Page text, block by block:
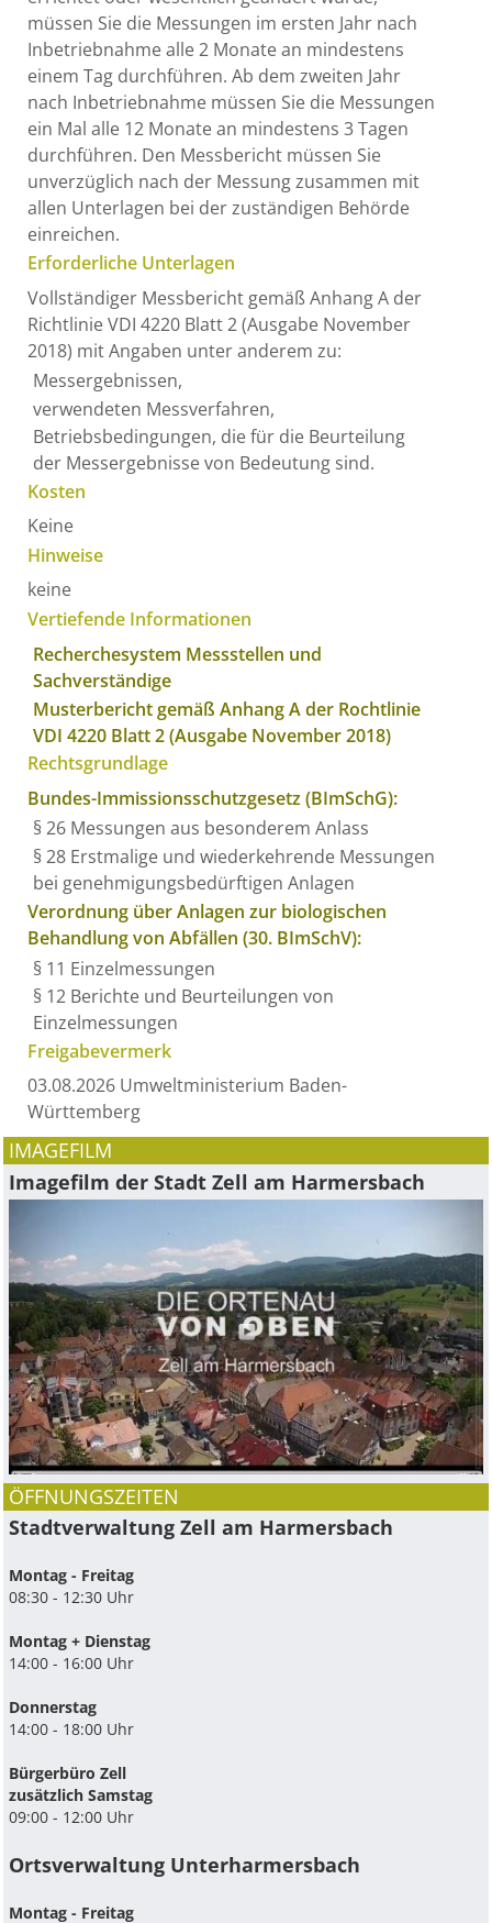
müssen Sie die Messungen im ersten Jahr nach
Inbetriebnahme alle 2 Monate an mindestens
einem Tag durchführen. Ab dem zweiten Jahr
nach Inbetriebnahme müssen Sie die Messungen
ein Mal alle 12 Monate an mindestens 3 Tagen
durchführen. Den Messbericht müssen Sie
unverzüglich nach der Messung zusammen mit
allen Unterlagen bei der zuständigen Behörde
einreichen.
Erforderliche Unterlagen
Vollständiger Messbericht gemäß Anhang A der
Richtlinie VDI 4220 Blatt 2 (Ausgabe November
2018) mit Angaben unter anderem zu:
Messergebnissen,
verwendeten Messverfahren,
Betriebsbedingungen, die für die Beurteilung
der Messergebnisse von Bedeutung sind.
Kosten
Keine
Hinweise
keine
Vertiefende Informationen
Recherchesystem Messstellen und
Sachverständige
Musterbericht gemäß Anhang A der Rochtlinie
VDI 4220 Blatt 2 (Ausgabe November 2018)
Rechtsgrundlage
Bundes-Immissionsschutzgesetz (BImSchG):
§ 26 Messungen aus besonderem Anlass
§ 28 Erstmalige und wiederkehrende Messungen
bei genehmigungsbedürftigen Anlagen
Verordnung über Anlagen zur biologischen
Behandlung von Abfällen (30. BImSchV):
§ 11 Einzelmessungen
§ 12 Berichte und Beurteilungen von
Einzelmessungen
Freigabevermerk
03.08.2026 Umweltministerium Baden-
Württemberg
IMAGEFILM
Imagefilm der Stadt Zell am Harmersbach
ÖFFNUNGSZEITEN
Stadtverwaltung Zell am Harmersbach
Montag - Freitag
08:30 - 12:30 Uhr
Montag + Dienstag
14:00 - 16:00 Uhr
Donnerstag
14:00 - 18:00 Uhr
Bürgerbüro Zell
zusätzlich Samstag
09:00 - 12:00 Uhr
Ortsverwaltung Unterharmersbach
Montag - Freitag